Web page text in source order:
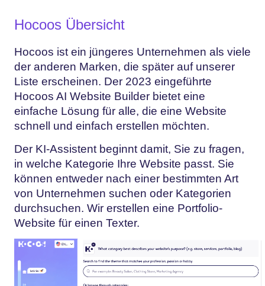
Hocoos Übersicht
Hocoos ist ein jüngeres Unternehmen als viele
der anderen Marken, die später auf unserer
Liste erscheinen. Der 2023 eingeführte
Hocoos AI Website Builder bietet eine
einfache Lösung für alle, die eine Website
schnell und einfach erstellen möchten.
Der KI-Assistent beginnt damit, Sie zu fragen,
in welche Kategorie Ihre Website passt. Sie
können entweder nach einer bestimmten Art
von Unternehmen suchen oder Kategorien
durchsuchen. Wir erstellen eine Portfolio-
Website für einen Texter.